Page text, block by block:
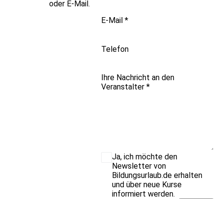
oder E-Mail.
E-Mail *
Telefon
Ihre Nachricht an den
Veranstalter *
Ja, ich möchte den
Newsletter von
Bildungsurlaub.de erhalten
und über neue Kurse
informiert werden.